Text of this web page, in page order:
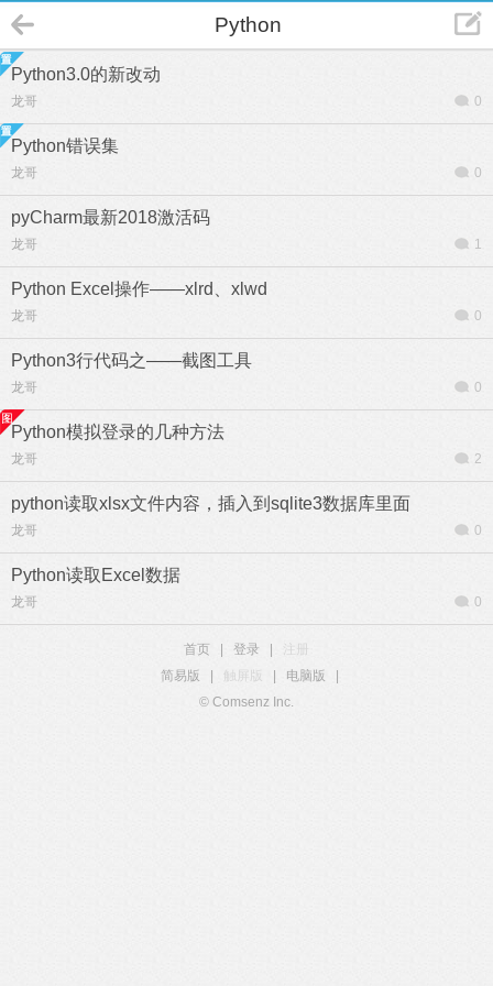
Python
Python3.0的新改动
龙哥 0
Python错误集
龙哥 0
pyCharm最新2018激活码
龙哥 1
Python Excel操作——xlrd、xlwd
龙哥 0
Python3行代码之——截图工具
龙哥 0
Python模拟登录的几种方法
龙哥 2
python读取xlsx文件内容，插入到sqlite3数据库里面
龙哥 0
Python读取Excel数据
龙哥 0
首页 登录
简易版
触屏版 电脑版
© Comsenz Inc.